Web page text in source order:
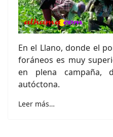
En el Llano, donde el
foráneos es muy
en plena campaña,
autóctona.
Leer más…